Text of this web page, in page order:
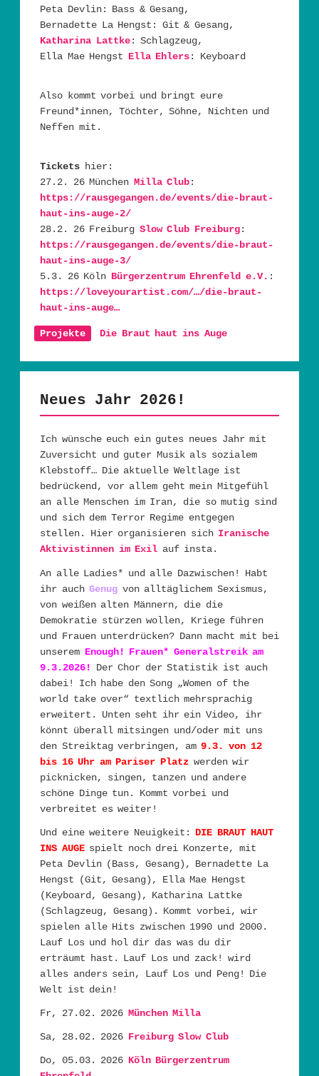
Peta Devlin: Bass & Gesang,
Bernadette La Hengst: Git & Gesang,
Katharina Lattke: Schlagzeug,
Ella Mae Hengst Ella Ehlers: Keyboard
Also kommt vorbei und bringt eure
Freund*innen, Töchter, Söhne, Nichten und
Neffen mit.
Tickets hier:
27.2. 26 München Milla Club:
https://rausgegangen.de/events/die-braut-
haut-ins-auge-2/
28.2. 26 Freiburg Slow Club Freiburg:
https://rausgegangen.de/events/die-braut-
haut-ins-auge-3/
5.3. 26 Köln Bürgerzentrum Ehrenfeld e.V. :
https://loveyourartist.com/…/die-braut-
haut-ins-auge…
Projekte Die Braut haut ins Auge
Neues Jahr 2026!
Ich wünsche euch ein gutes neues Jahr mit
Zuversicht und guter Musik als sozialem
Klebstoff… Die aktuelle Weltlage ist
bedrückend, vor allem geht mein Mitgefühl
an alle Menschen im Iran, die so mutig sind
und sich dem Terror Regime entgegen
stellen. Hier organisieren sich Iranische
Aktivistinnen im Exil auf insta.
An alle Ladies* und alle Dazwischen! Habt
ihr auchGenug von alltäglichem Sexismus,
von weißen alten Männern, die die
Demokratie stürzen wollen, Kriege führen
und Frauen unterdrücken? Dann macht mit bei
unserem Enough! Frauen* Generalstreik am
9.3.2026!
Der Chor der Statistik ist auch
dabei! Ich habe den Song „Women of the
world take over“ textlich mehrsprachig
erweitert. Unten seht ihr ein Video, ihr
könnt überall mitsingen und/oder mit uns
den Streiktag verbringen, am9.3. von 12
bis 16 Uhr am Pariser Platz werden wir
picknicken, singen, tanzen und andere
schöne Dinge tun. Kommt vorbei und
verbreitet es weiter!
Und eine weitere Neuigkeit: DIE BRAUT HAUT
INS AUGEspielt noch drei Konzerte, mit
Peta Devlin (Bass, Gesang), Bernadette La
Hengst (Git, Gesang), Ella Mae Hengst
(Keyboard, Gesang), Katharina Lattke
(Schlagzeug, Gesang). Kommt vorbei, wir
spielen alle Hits zwischen 1990 und 2000.
Lauf Los und hol dir das was du dir
erträumt hast. Lauf Los und zack! wird
alles anders sein, Lauf Los und Peng! Die
Welt ist dein!
Fr, 27.02. 2026 München Milla
Sa, 28.02. 2026 Freiburg Slow Club
Do, 05.03. 2026 Köln Bürgerzentrum